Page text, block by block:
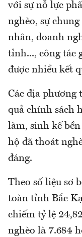
với sự nỗ lực
nghèo, sự chung
nhân, doanh
tỉnh..., công tác
được nhiều kết
Các địa
quả chính sách
làm, sinh kế
hộ đã thoát
đáng.
Theo số liệu sơ
toàn tỉnh Bắc
chiếm tỷ lệ
nghèo là 7.684